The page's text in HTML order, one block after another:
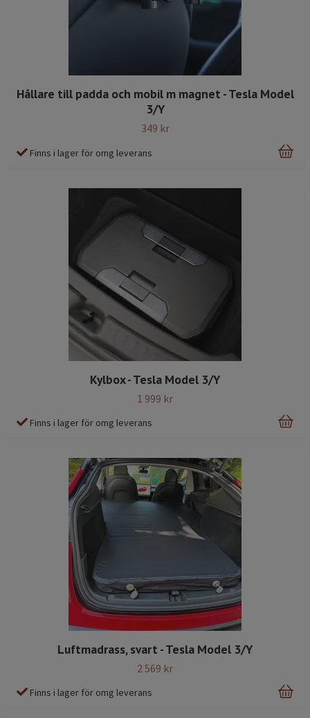
Hållare till padda och mobil m magnet - Tesla Model
3/Y
349 kr
Finns i lager för omg leverans
Kylbox - Tesla Model 3/Y
1 999 kr
Finns i lager för omg leverans
Luftmadrass, svart - Tesla Model 3/Y
2 569 kr
Finns i lager för omg leverans